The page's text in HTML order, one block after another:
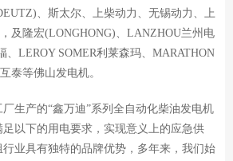
、斯太尔、上柴动力、无锡动力、上
及隆宏(LONGHONG)、LANZHOU兰州电
、LEROY SOMER利莱森玛、MARATHON
泰等佛山发电机。
产的“鑫万迪”系列全自动化柴油发电机
以下的用电要求，实现意义上的应急供
业具有独特的品牌优势，多年来，我们始